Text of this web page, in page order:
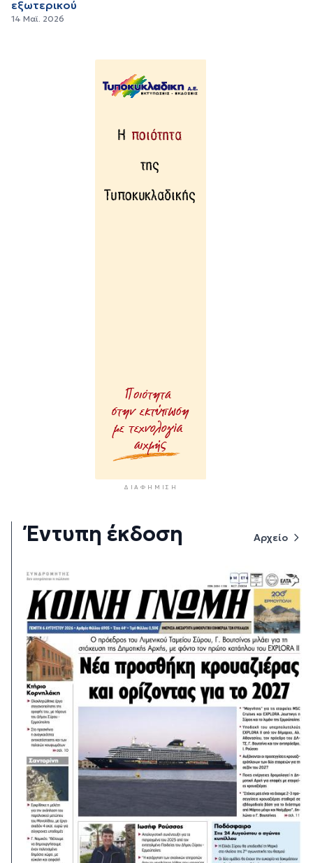
εξωτερικού
14 Μαϊ. 2026
ΔΙΑΦΉΜΙΣΗ
Έντυπη έκδοση Αρχείο